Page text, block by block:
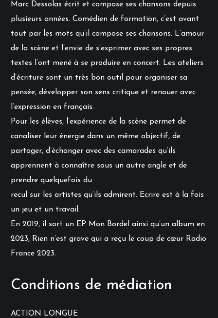
Marc Dessolas écrit et compose ses chansons depuis
plusieurs années. Comédien de formation, c’est avant
tout par les mots qu’il compose ses chansons. L’amour
de la scène et l’envie de s’exprimer avec ses propres
textes l’ont mené à se produire en concert. Les ateliers
d’écriture sont un très bon outil pour organiser sa
pensée, développer son sens critique et renouer avec
l’expression en français.
Pour les élèves, l’expérience de la scène permet de
canaliser leur énergie dans un même objectif, de
partager, d’échanger avec des camarades qu’ils
apprennent à connaître sous un autre angle et de
prendre quelquefois du
recul sur les artistes qu’ils admirent. Ecrire est à la fois
un jeu et un travail.
En 2019, il sort un EP Mon Bordel ainsi qu’un album en
2023, Rien n’est grave qui a reçu le coup de cœur Radio
France 2023.
Conditions de médiation
ACTION LONGUE